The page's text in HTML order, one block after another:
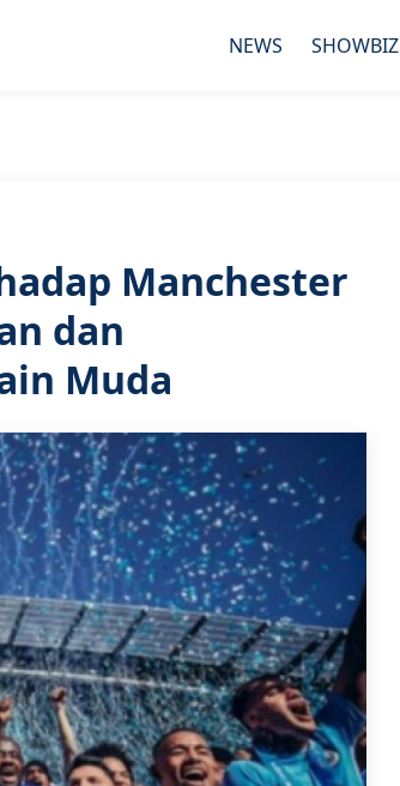
NEWS SHOWBIZ
Manchester
dan
Muda